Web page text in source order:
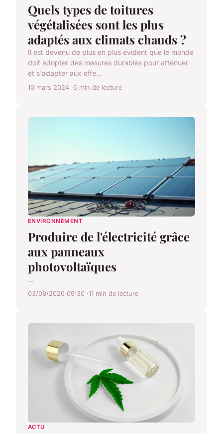
Quels types de toitures
végétalisées sont les plus
adaptés aux climats chauds ?
Il est devenu de plus en plus évident que le monde
doit adopter des mesures durables pour atténuer
et s'adapter aux effe...
10 mars 2024 5 min de lecture
ENVIRONNEMENT
Produire de l'électricité grâce
aux panneaux
photovoltaïques
...
03/08/2026 09:30 11 min de lecture
ACTU